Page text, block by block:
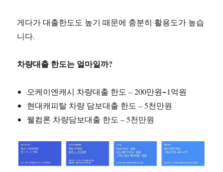
게다가 대출한도도 높기 때문에 충분히 활용도가 높습
니다.
차량대출 한도는 얼마일까?
오케이엔캐시 차량대출 한도 – 200만원~1억원
현대캐피탈 차량 담보대출 한도 – 5천만원
웰컴론 차량담보대출 한도 – 5천만원